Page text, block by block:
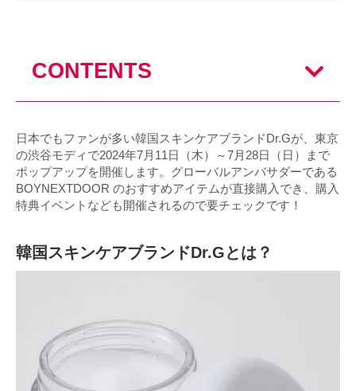
CONTENTS
日本でもファンが多い韓国スキンケアブランドDr.Gが、東京
の渋谷モディで2024年7月11日（木）～7月28日（日）まで
ポップアップを開催します。グローバルアンバサダーである
BOYNEXTDOOR のおすすめアイテムが直接購入でき、購入
特典イベントなども開催されるので要チェックです！
韓国スキンケアブランドDr.Gとは？